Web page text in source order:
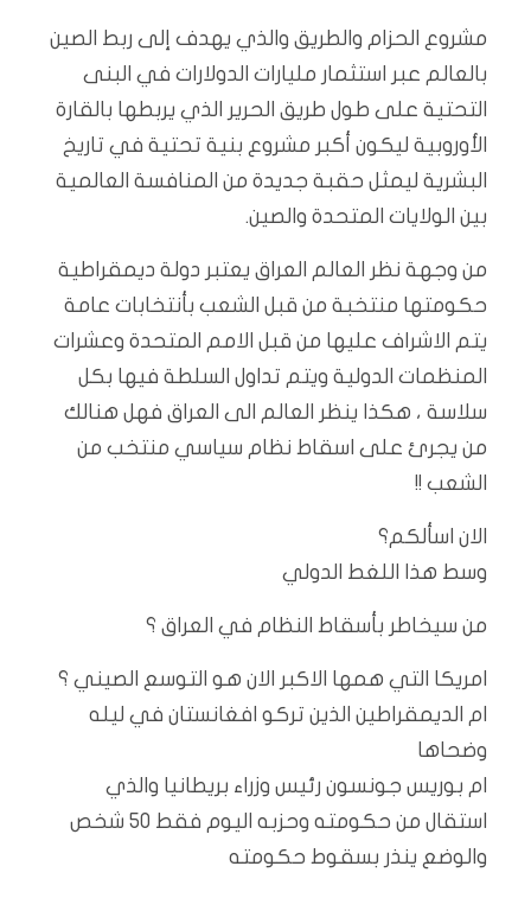
‏مشروع الحزام والطريق والذي يهدف إلى ربط الصين
بالعالم عبر استثمار مليارات الدولارات في البنى
التحتية على طول طريق الحرير الذي يربطها بالقارة
الأوروبية ليكون أكبر مشروع بنية تحتية في تاريخ
البشرية ليمثل حقبة جديدة من المنافسة العالمية
بين الولايات المتحدة والصين.
‏من وجهة نظر العالم العراق يعتبر دولة ديمقراطية
حكومتها منتخبة من قبل الشعب بأنتخابات عامة
يتم الاشراف عليها من قبل الامم المتحدة وعشرات
المنظمات الدولية ويتم تداول السلطة فيها بكل
سلاسة ، هكذا ينظر العالم الى العراق فهل هنالك
من يجرئ على اسقاط نظام سياسي منتخب من
الشعب !!
‏الان اسألكم؟
وسط هذا اللغط الدولي
من سيخاطر بأسقاط النظام في العراق ؟
امريكا التي همها الاكبر الان هو التوسع الصيني ؟
ام الديمقراطين الذين تركو افغانستان في ليله
وضحاها
ام بوريس جونسون رئيس وزراء بريطانيا والذي
استقال من حكومته وحزبه اليوم فقط ٥٠ شخص
والوضع ينذر بسقوط حكومته